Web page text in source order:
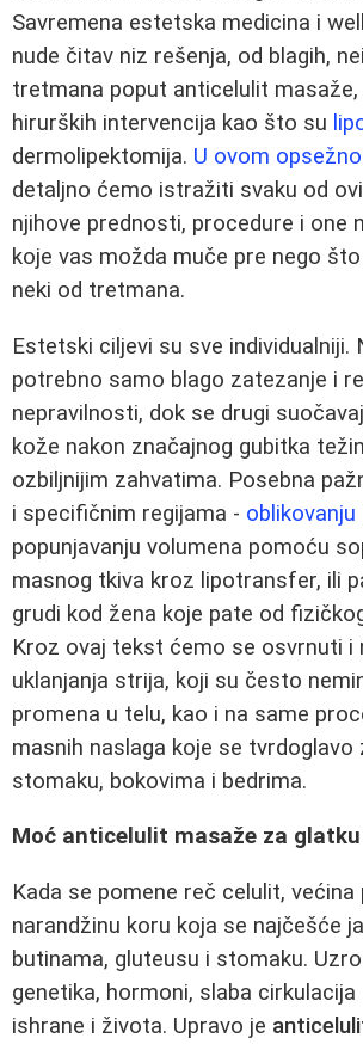
Savremena estetska medicina i
nude čitav niz rešenja, od blagih,
tretmana poput anticelulit
hirurških intervencija kao što su
dermolipektomija. U ovom
detaljno ćemo istražiti svaku od
njihove prednosti, procedure i one
koje vas možda muče pre nego
neki od tretmana.
Estetski ciljevi su sve individualniji.
potrebno samo blago zatezanje i
nepravilnosti, dok se drugi
kože nakon značajnog gubitka
ozbiljnijim zahvatima. Posebna
i specifičnim regijama - oblikovanju
popunjavanju volumena pomoću
masnog tkiva kroz lipotransfer, ili
grudi kod žena koje pate od
Kroz ovaj tekst ćemo se osvrnuti i
uklanjanja strija, koji su često
promena u telu, kao i na same
masnih naslaga koje se tvrdoglavo
stomaku, bokovima i bedrima.
Moć anticelulit masaže za
Kada se pomene reč celulit, većina
narandžinu koru koja se najčešće
butinama, gluteusu i stomaku.
genetika, hormoni, slaba cirkulacija
ishrane i života. Upravo je